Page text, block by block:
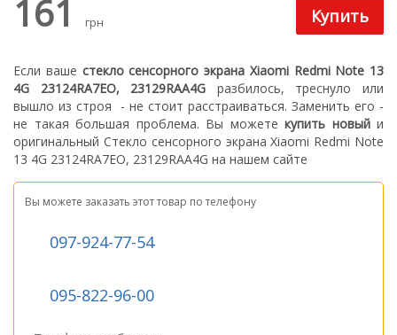
161 грн
Если ваше стекло сенсорного экрана Xiaomi Redmi Note 13
4G 23124RA7EO, 23129RAA4G разбилось, треснуло или
вышло из строя - не стоит расстраиваться. Заменить его -
не такая большая проблема. Вы можете купить новый и
оригинальный Стекло сенсорного экрана Xiaomi Redmi Note
13 4G 23124RA7EO, 23129RAA4G на нашем сайте
Вы можете заказать этот товар по телефону
097-924-77-54
095-822-96-00